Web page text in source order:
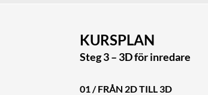
KURSPLAN
Steg 3– 3D för inredare
01 / FRÅN 2D TILL 3D